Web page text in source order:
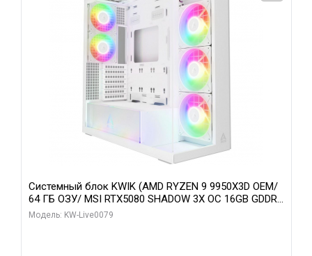
Системный блок KWIK (AMD RYZEN 9 9950X3D OEM/
64 ГБ ОЗУ/ MSI RTX5080 SHADOW 3X OC 16GB GDDR7
256bit 3xDP HDMI/ 960 ГБ SSD)
Модель: KW-Live0079